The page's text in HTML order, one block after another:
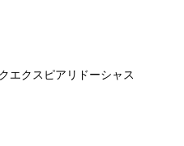
エクスピアリドーシャス